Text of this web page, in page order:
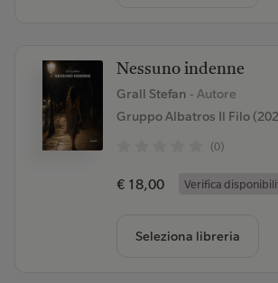
Nessuno indenne
Grall Stefan - Autore
Gruppo Albatros Il Filo
(0)
€ 18,00 Verifica
Seleziona libreria